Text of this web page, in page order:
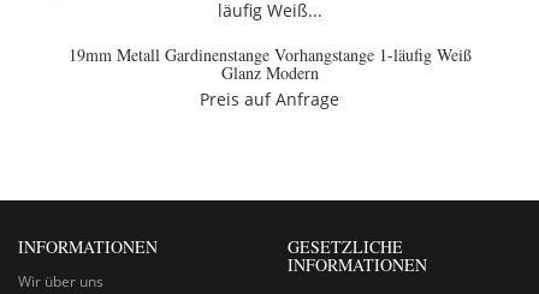
19mm Metall Gardinenstange Vorhangstange 1-läufig Weiß
Glanz Modern
Preis auf Anfrage
INFORMATIONEN
Wir über uns
GESETZLICHE
INFORMATIONEN